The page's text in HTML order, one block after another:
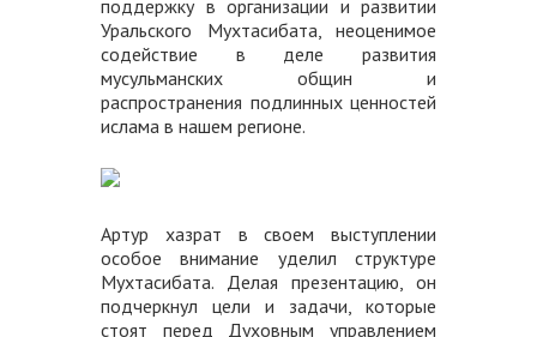
поддержку в организации и развитии
Уральского Мухтасибата, неоценимое
содействие в деле развития
мусульманских общин и
распространения подлинных ценностей
ислама в нашем регионе.
Артур хазрат в своем выступлении
особое внимание уделил структуре
Мухтасибата. Делая презентацию, он
подчеркнул цели и задачи, которые
стоят перед Духовным управлением